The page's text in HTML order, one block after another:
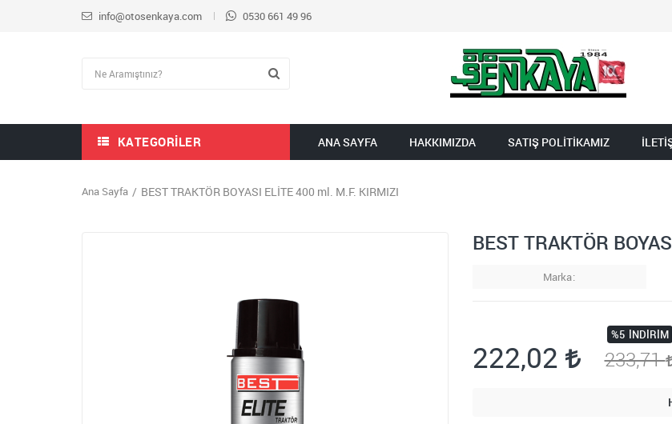
info@otosenkaya.com 0530 661 49 96
KATEGORILER ANA SAYFA HAKKIMIZDA SATIŞ POLİTİKAMIZ
Ana Sayfa BEST TRAKTÖR BOYASI ELİTE 400 ml. M.F. KIRMIZI
BEST TRAKTÖR
Marka
222,02
%5 İNDIRIM
233,71